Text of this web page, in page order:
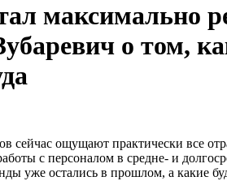
максимально
о том,
сейчас ощущают практически все
с персоналом в средне- и
уже остались в прошлом, а какие